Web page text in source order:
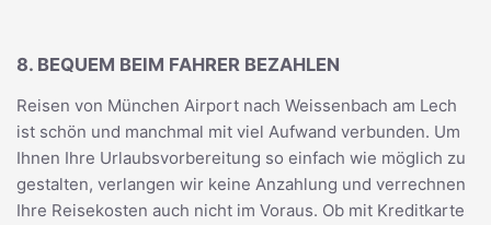
8. BEQUEM BEIM FAHRER BEZAHLEN
Reisen von München Airport nach Weissenbach am Lech
ist schön und manchmal mit viel Aufwand verbunden. Um
Ihnen Ihre Urlaubsvorbereitung so einfach wie möglich zu
gestalten, verlangen wir keine Anzahlung und verrechnen
Ihre Reisekosten auch nicht im Voraus. Ob mit Kreditkarte